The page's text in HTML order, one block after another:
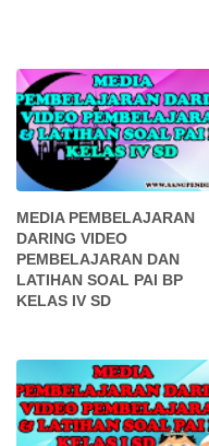
MEDIA PEMBELAJARAN
DARING VIDEO
PEMBELAJARAN DAN
LATIHAN SOAL PAI BP
KELAS IV SD